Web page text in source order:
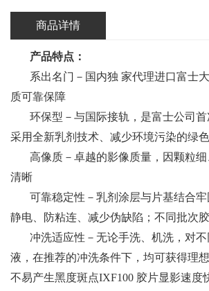
商品详情
产品特点：
系出名门－国内独 家代理进口富士
质可靠保障
环保型－与国际接轨，是富士公司
采用全新乳剂技术、减少环境污染的绿
高像质－卓越的影像质量，因颗粒
清晰
可靠稳定性－乳剂涂层与片基结合
静电、防粘连、减少伪缺陷；不同批次
冲洗适应性－无论手洗、机洗，对
液，在推荐的冲洗条件下，均可获得理
不易产生黑度斑点IXF100 胶片显影速度